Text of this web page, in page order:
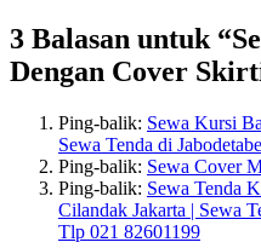
3 Balasan untuk
Dengan Cover
Ping-balik: Sewa Kursi
Sewa Tenda di
Ping-balik: Sewa Cover
Ping-balik: Sewa Tenda
Cilandak Jakarta | Sewa
Tlp 021 82601199